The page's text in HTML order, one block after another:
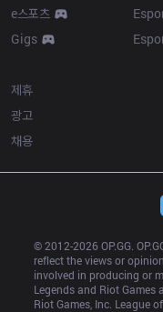
e스포츠
Gigs
제휴
광고
채용
© 2012-2026 OP.GG.
reflect the views or
involved in producing or
Legends and Riot Games
Riot Games, Inc. League